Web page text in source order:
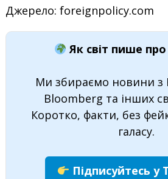
Джерело: foreignpolicy.com
Як світ пише про
Ми збираємо новини з
Bloomberg та інших
Коротко, факти, без
галасу.
Підписуйтесь у